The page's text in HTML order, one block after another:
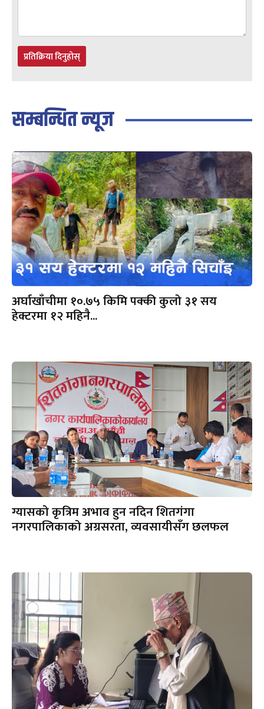
प्रतिक्रिया दिनुहोस्
सम्बन्धित न्यूज
अर्घाखाँचीमा १०.७५ किमि पक्की कुलो ३१ सय
हेक्टरमा १२ महिनै...
ग्यासको कृत्रिम अभाव हुन नदिन शितगंगा
नगरपालिकाको अग्रसरता, व्यवसायीसँग छलफल